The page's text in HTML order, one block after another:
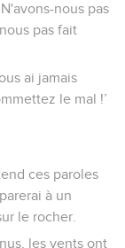
nous pas
pas fait
ai jamais
le mal !’
ces paroles
à un
le rocher.
les vents ont